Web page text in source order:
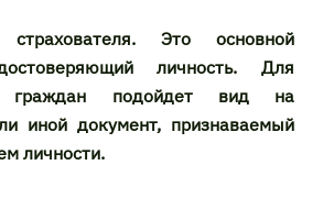
Это основной
личность. Для
граждан подойдет вид на
иной документ, признаваемый
личности.